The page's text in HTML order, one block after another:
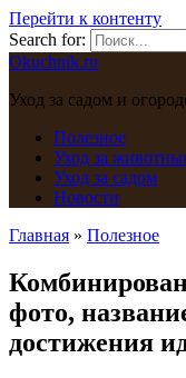
Перейти к контенту
Search for:
Okuchnik.ru
Уход за садом и
Полезное
Уход за
Уход за садом
Новости
Главная » Полезное
фото,
достижения